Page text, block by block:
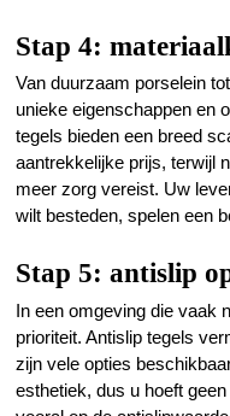
Stap 4:
Van duurzaam porselein
unieke eigenschappen en
tegels bieden een breed
aantrekkelijke prijs, terwijl
meer zorg vereist. Uw
wilt besteden, spelen een
Stap 5: antislip
In een omgeving die vaak
prioriteit. Antislip tegels
zijn vele opties
esthetiek, dus u hoeft